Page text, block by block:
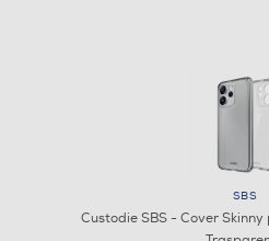
SBS
Custodie SBS - Cover